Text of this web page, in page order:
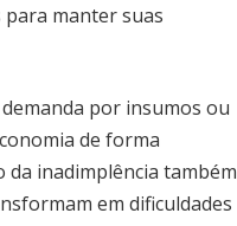
manter suas
por insumos ou
de forma
inadimplência também
em dificuldades